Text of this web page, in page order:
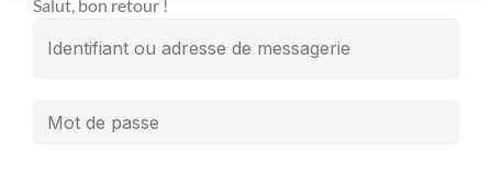
Salut, bon retour !